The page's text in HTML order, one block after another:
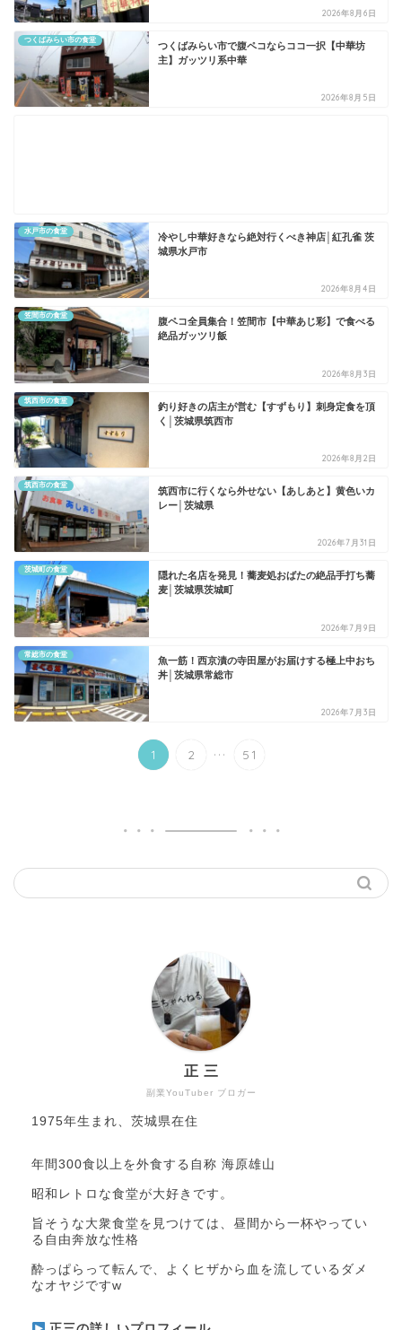
2026年8月6日
つくばみらい市の食堂
つくばみらい市で腹ペコならココ一択【中華坊
主】ガッツリ系中華
2026年8月5日
水戸市の食堂
冷やし中華好きなら絶対行くべき神店│紅孔雀 茨
城県水戸市
2026年8月4日
笠間市の食堂
​腹ペコ全員集合！笠間市【中華あじ彩】で食べる
絶品ガッツリ飯
2026年8月3日
筑西市の食堂
釣り好きの店主が営む【すずもり】刺身定食を頂
く│茨城県筑西市
2026年8月2日
筑西市の食堂
​筑西市に行くなら外せない【あしあと】黄色いカ
レー│茨城県
2026年7月31日
茨城町の食堂
​隠れた名店を発見！蕎麦処おばたの絶品手打ち蕎
麦│茨城県茨城町
2026年7月9日
常総市の食堂
​魚一筋！西京漬の寺田屋がお届けする極上中おち
丼│茨城県常総市
2026年7月3日
1 2 ... 51
副業YouTuber ブロガー
正 三
1975年生まれ、茨城県在住
年間300食以上を外食する自称 海原雄山
昭和レトロな食堂が大好きです。
旨そうな大衆食堂を見つけては、昼間から一杯やってい
る自由奔放な性格
酔っぱらって転んで、よくヒザから血を流しているダメ
なオヤジですw